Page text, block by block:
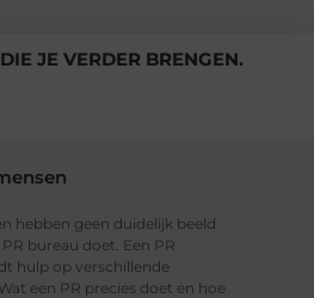
DIE JE VERDER BRENGEN.
hebben geen duidelijk beeld
bureau doet. Een PR
hulp op verschillende
een PR precies doet en hoe